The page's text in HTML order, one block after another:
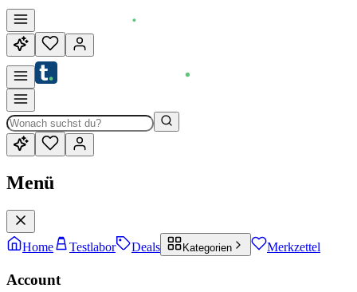
Menü
Home Testlabor Deals Kategorien Merkzettel
Account